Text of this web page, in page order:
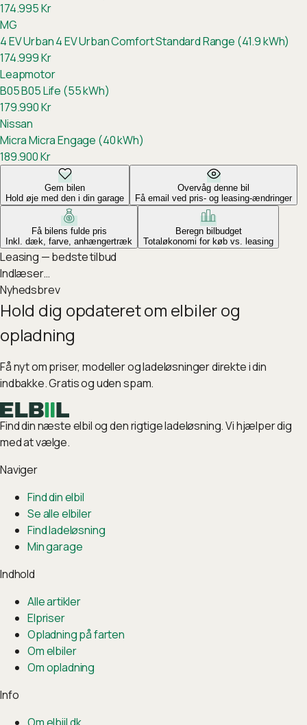
174.995Kr
MG
4 EV Urban4 EV Urban Comfort Standard Range (41.9 kWh)
174.999Kr
Leapmotor
B05B05 Life (55 kWh)
179.990Kr
Nissan
MicraMicra Engage (40 kWh)
189.900Kr
Gem bilen
Hold øje med den i din garage
Overvåg denne bil
Få email ved pris- og leasing-ændringer
Få bilens fulde pris
Inkl. dæk, farve, anhængertræk
Beregn bilbudget
Totaløkonomi for køb vs. leasing
Leasing — bedste tilbud
Indlæser…
Nyhedsbrev
Hold dig opdateret om elbiler og
opladning
Få nyt om priser, modeller og ladeløsninger direkte i din
indbakke. Gratis og uden spam.
Find din næste elbil og den rigtige ladeløsning. Vi hjælper dig
med at vælge.
Naviger
Find din elbil
Se alle elbiler
Find ladeløsning
Min garage
Indhold
Alle artikler
Elpriser
Opladning på farten
Om elbiler
Om opladning
Info